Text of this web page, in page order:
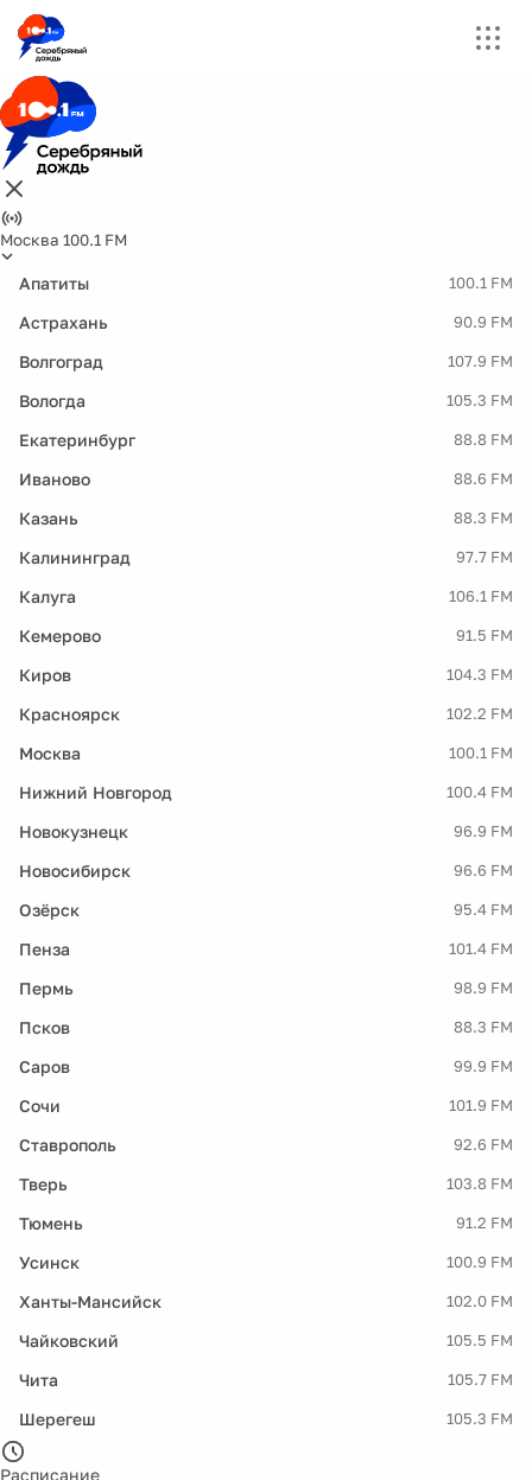
Москва 100.1 FM
Апатиты 100.1 FM
Астрахань 90.9 FM
Волгоград 107.9 FM
Вологда 105.3 FM
Екатеринбург 88.8 FM
Иваново 88.6 FM
Казань 88.3 FM
Калининград 97.7 FM
Калуга 106.1 FM
Кемерово 91.5 FM
Киров 104.3 FM
Красноярск 102.2 FM
Москва 100.1 FM
Нижний Новгород 100.4 FM
Новокузнецк 96.9 FM
Новосибирск 96.6 FM
Озёрск 95.4 FM
Пенза 101.4 FM
Пермь 98.9 FM
Псков 88.3 FM
Саров 99.9 FM
Сочи 101.9 FM
Ставрополь 92.6 FM
Тверь 103.8 FM
Тюмень 91.2 FM
Усинск 100.9 FM
Ханты-Мансийск 102.0 FM
Чайковский 105.5 FM
Чита 105.7 FM
Шерегеш 105.3 FM
Расписание